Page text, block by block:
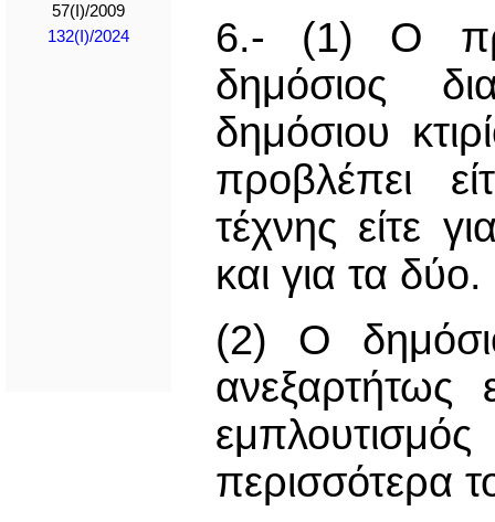
57(I)/2009
132(I)/2024
6.- (1) Ο
δημόσιος
δημόσιου
προβλέπει
τέχνης είτε
και για τα δύο.
(2) Ο
περισσότερα